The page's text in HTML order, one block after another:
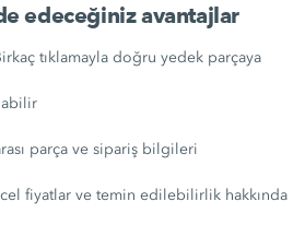
edeceğiniz avantajlar
tıklamayla doğru yedek parçaya
parça ve sipariş bilgileri
fiyatlar ve temin edilebilirlik hakkında